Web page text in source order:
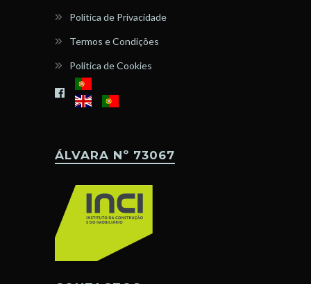
Política de Privacidade
Termos e Condições
Política de Cookies
ÁLVARA Nº 73067